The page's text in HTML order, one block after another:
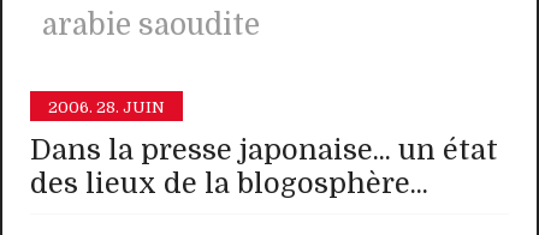
arabie saoudite
2006. 28. JUIN
Dans la presse japonaise... un état
des lieux de la blogosphère...